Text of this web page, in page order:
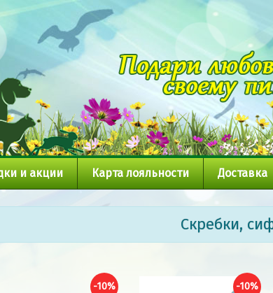
и акции Карта лояльности Доставка
Скребки,
-10% -10%